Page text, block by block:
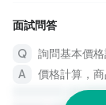
面試問答
詢問基本價格
價格計算，